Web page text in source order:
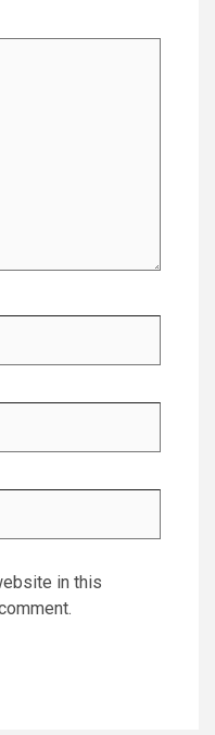
in this